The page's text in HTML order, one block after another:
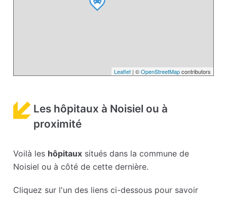
Leaflet| ©OpenStreetMapcontributors
Les hôpitaux à Noisiel ou à
proximité
Voilà les hôpitaux situés dans la commune de
Noisiel ou à côté de cette dernière.
Cliquez sur l'un des liens ci-dessous pour savoir